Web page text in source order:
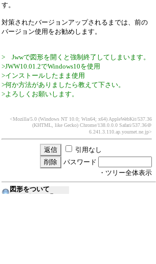
す。
対策されたバージョンアップされるまでは、前の
バージョン使用をお勧めします。
> Jwwで図形を開くと強制終了してしまいます。
>JWW10.01.2でWindows10を使用
>インストールしたまま使用
>何か方法がありましたら教えて下さい。
>よろしくお願いします。
<Mozilla/5.0 (Windows NT 10.0; Win64; x64) AppleWebKit/537.36
(KHTML, like Gecko) Chrome/138.0.0.0 Safari/537.36＠
6.241.3.110.ap.yournet.ne.jp>
引用なし
パスワード
・ツリー全体表示
図形をついて
イトウ 25/8/4(月) 16:07